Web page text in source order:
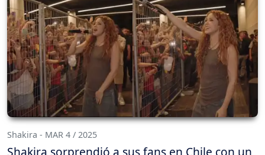
Shakira - MAR 4 / 2025